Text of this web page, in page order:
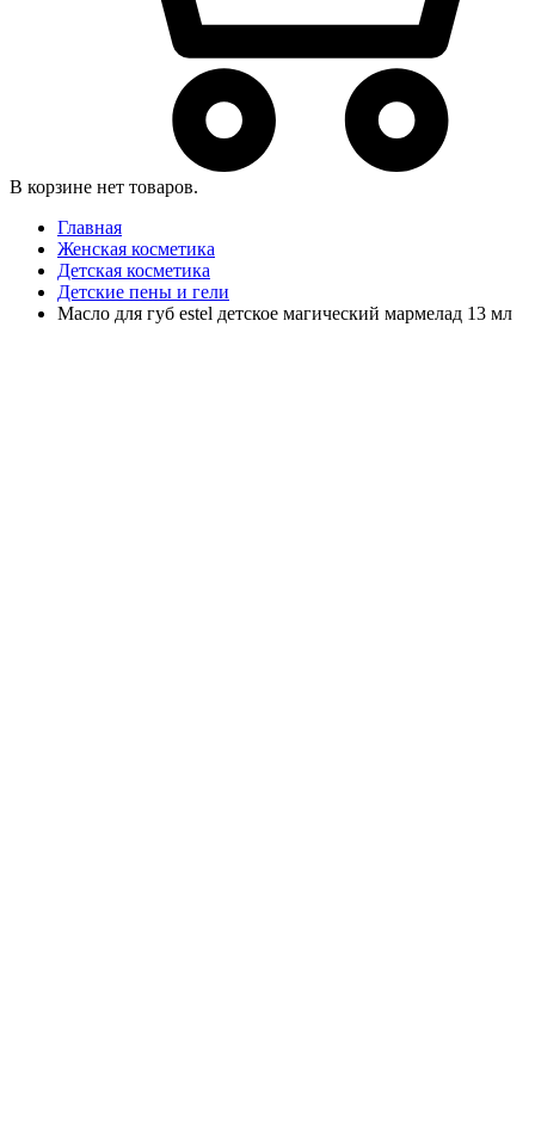
В корзине нет товаров.
Главная
Женская косметика
Детская косметика
Детские пены и гели
Масло для губ estel детское магический мармелад 13 мл